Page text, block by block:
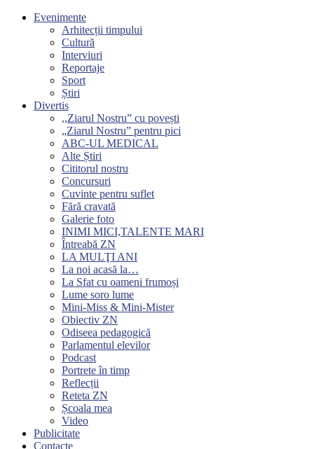
Evenimente
Arhitecții timpului
Cultură
Interviuri
Reportaje
Sport
Știri
Divertis
,,Ziarul Nostru” cu povești
„Ziarul Nostru” pentru pici
ABC-UL MEDICAL
Alte Știri
Cititorul nostru
Concursuri
Cuvinte pentru suflet
Fără cravată
Galerie foto
INIMI MICI,TALENTE MARI
Întreabă ZN
LA MULŢI ANI
La noi acasă la…
La Sfat cu oameni frumoși
Lume soro lume
Mini-Miss & Mini-Mister
Obiectiv ZN
Odiseea pedagogică
Parlamentul elevilor
Podcast
Portrete în timp
Reflecții
Reteta ZN
Școala mea
Video
Publicitate
Contacte